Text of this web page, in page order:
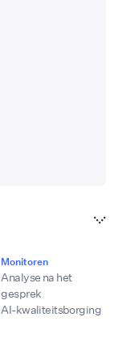
Monitoren
Analyse na het
gesprek
AI-kwaliteitsborging